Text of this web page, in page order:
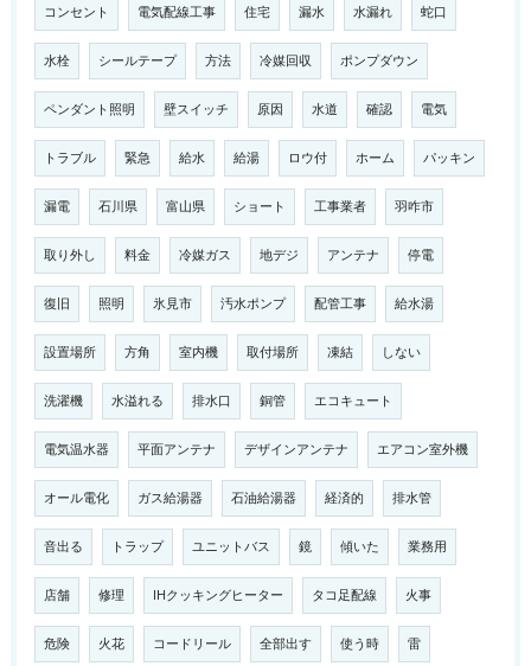
コンセント 電気配線工事 住宅 漏水 水漏れ 蛇口
水栓 シールテープ 方法 冷媒回収 ポンプダウン
ペンダント照明 壁スイッチ 原因 水道 確認 電気
トラブル 緊急 給水 給湯 ロウ付 ホーム パッキン
漏電 石川県 富山県 ショート 工事業者 羽咋市
取り外し 料金 冷媒ガス 地デジ アンテナ 停電
復旧 照明 氷見市 汚水ポンプ 配管工事 給水湯
設置場所 方角 室内機 取付場所 凍結 しない
洗濯機 水溢れる 排水口 銅管 エコキュート
電気温水器 平面アンテナ デザインアンテナ エアコン室外機
オール電化 ガス給湯器 石油給湯器 経済的 排水管
音出る トラップ ユニットバス 鏡 傾いた 業務用
店舗 修理 IHクッキングヒーター タコ足配線 火事
危険 火花 コードリール 全部出す 使う時 雷